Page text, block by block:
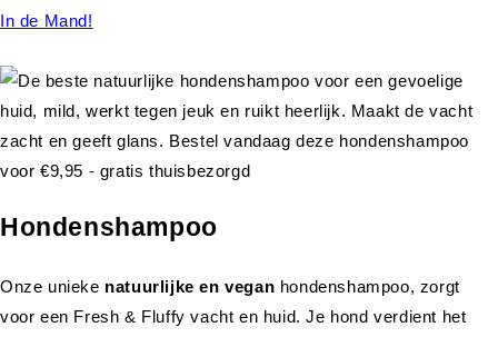
In de Mand!
Hondenshampoo
Onze unieke natuurlijke en vegan hondenshampoo, zorgt
voor een Fresh & Fluffy vacht en huid. Je hond verdient het